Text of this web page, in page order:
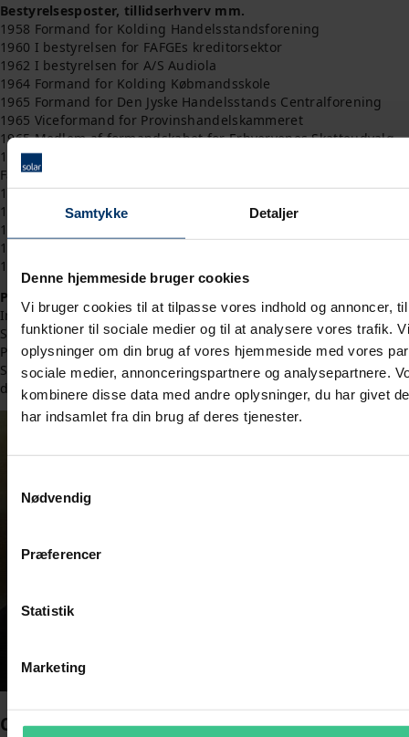
Samtykke Detaljer
Denne hjemmeside bruger cookies
Vi bruger cookies til at tilpasse vores indhold og annoncer,
funktioner til sociale medier og til at analysere vores trafik.
oplysninger om din brug af vores hjemmeside med vores
sociale medier, annonceringspartnere og analysepartnere.
kombinere disse data med andre oplysninger, du har givet
har indsamlet fra din brug af deres tjenester.
Nødvendig
Præferencer
Statistik
Marketing
Bestyrelsesposter, tillidserhverv mm.
1958 Formand for Kolding Handelsstandsforening
1960 I bestyrelsen for FAFGEs kreditorsektor
1962 I bestyrelsen for A/S Audiola
1964 Formand for Kolding Købmandsskole
1965 Formand for Den Jyske Handelsstands Centralforening
1965 Viceformand for Provinshandelskammeret
1965 Medlem af formandskabet for Erhvervenes Skatteudvalg
1966 Medlem af Den Danske Handelsstands
Fællesrepræsentation
1967 Medlem af bestyrelsen for TRI-Data A/S
1968 Medlem af bestyrelsen for A/S Nordisk Solar Compagni
1968 Finsk konsul og modtager af Lejons Orden
1976 Medlem af bestyrelsen i Silcon Elektronik A/S, Kolding
1977 Formand for Fonden af 20. December
Personlige interesser og kvalifikationer:
Interesser: Familie, Solar og lidt golf
Sprog: Taler dansk, tysk og engelsk i skrift og tale
Profil: Overordentlig kompetent finanskyndig strateg.
Selvopofrende ansvarsbevidst Solarianer. Loyal og ydmyg for
det som er skabt og givet.
C P Ørssleff